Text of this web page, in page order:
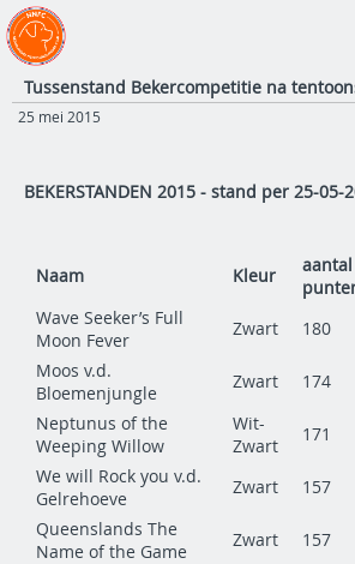
Tussenstand Bekercompetitie na
25 mei 2015
BEKERSTANDEN 2015 - stand per 25-05-
Naam Kleur
aantal
Wave Seeker’s Full
Moon Fever
Zwart 180
Moos v.d.
Bloemenjungle
Zwart 174
Neptunus of the
Weeping Willow
Wit-
Zwart
171
We will Rock you v.d.
Gelrehoeve
Zwart 157
Queenslands The
Name of the Game
Zwart 157